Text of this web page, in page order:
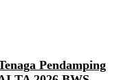
Pendamping